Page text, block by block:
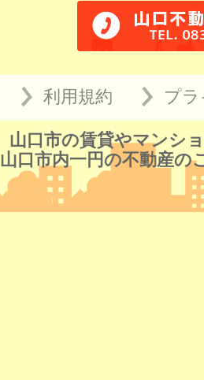
利用規約 プ
山口市の賃貸やマンシ
山口市内一円の不動産の